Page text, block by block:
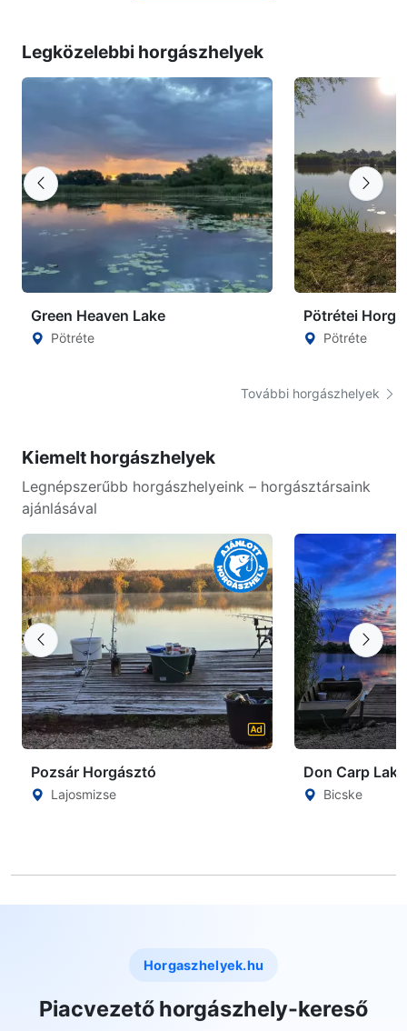
Legközelebbi horgászhelyek
Green Heaven Lake
Pötréte
Pötrétei
Pötréte
További horgászhelyek
Kiemelt horgászhelyek
Legnépszerűbb horgászhelyeink – horgásztársaink
ajánlásával
Pozsár Horgásztó
Lajosmizse
Don Carp Lake
Bicske
Horgaszhelyek.hu
Piacvezető horgászhely-kereső